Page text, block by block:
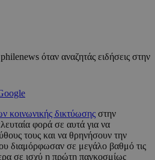
όταν αναζητάς ειδήσεις στην
κοινωνικής δικτύωσης στην
φορά σε αυτά για να
τους και να θρηνήσουν την
διαμόρφωσαν σε μεγάλο βαθμό τις
σε ισχύ η πρώτη παγκοσμίως